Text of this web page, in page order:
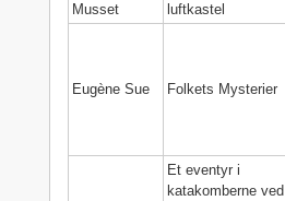
Musset
luftkastel
Eugène Sue Folkets Mysterier
Et eventyr i
katakomberne ved